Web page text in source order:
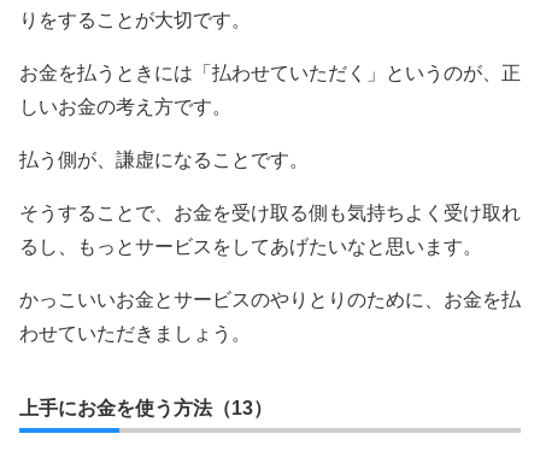
りをすることが大切です。
お金を払うときには「払わせていただく」というのが、正
しいお金の考え方です。
払う側が、謙虚になることです。
そうすることで、お金を受け取る側も気持ちよく受け取れ
るし、もっとサービスをしてあげたいなと思います。
かっこいいお金とサービスのやりとりのために、お金を払
わせていただきましょう。
上手にお金を使う方法（13）